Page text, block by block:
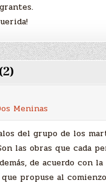
Meninas
del grupo de los
las obras que cada
de acuerdo con
que propuse al